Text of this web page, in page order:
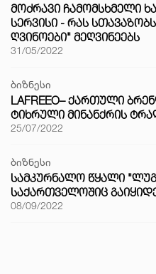
ᲛᲝᲫᲠᲐᲕᲘ ᲩᲐᲛᲝᲛᲡᲮᲛᲔᲚᲘ
ᲡᲔᲠᲕᲘᲡᲘ - ᲠᲐᲡ
ᲦᲕᲘᲜᲝᲔᲑᲘ" ᲛᲔᲦᲕᲘᲜᲔᲔᲑᲡ
31/05/2022
ბიზნესი
LAFREEO– ᲥᲐᲠᲗᲣᲚᲘ
ᲢᲘᲮᲠᲣᲚᲘ ᲛᲘᲜᲐᲜᲥᲠᲘᲡ
25/07/2022
ბიზნესი
ᲡᲐᲛᲙᲣᲠᲜᲐᲚᲝ ᲬᲧᲐᲚᲘ
ᲡᲐᲥᲐᲠᲗᲕᲔᲚᲝᲨᲘᲪ
08/09/2022